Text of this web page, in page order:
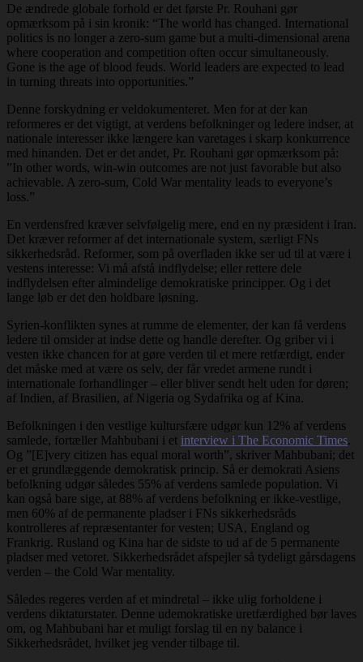
De ændrede globale forhold er det første Pr. Rouhani gør
opmærksom på i sin kronik: “The world has changed. International
politics is no longer a zero-sum game but a multi-dimensional arena
where cooperation and competition often occur simultaneously.
Gone is the age of blood feuds. World leaders are expected to lead
in turning threats into opportunities.”
Denne forskydning er veldokumenteret. Men for at der kan
reformeres er det vigtigt, at verdens befolkninger og ledere indser, at
nationale interesser ikke længere kan varetages i skarp konkurrence
med hinanden. Det er det andet, Pr. Rouhani gør opmærksom på:
”In other words, win-win outcomes are not just favorable but also
achievable. A zero-sum, Cold War mentality leads to everyone’s
loss.”
En verdensfred kræver selvfølgelig mere, end en ny præsident i Iran.
Det kræver reformer af det internationale system, særligt FNs
sikkerhedsråd. Reformer, som på overfladen ikke ser ud til at være i
vestens interesse: Vi må afstå indflydelse; eller rettere dele
indflydelsen efter almindelige demokratiske principper. Og i det
lange løb er det den holdbare løsning.
Syrien-konflikten synes at rumme de elementer, der kan få verdens
ledere til omsider at indse dette og handle derefter. Og griber vi i
vesten ikke chancen for at gøre verden til et mere retfærdigt, ender
det måske med at være os selv, der får vredet armene rundt i
internationale forhandlinger – eller bliver sendt helt uden for døren;
af Indien, af Brasilien, af Nigeria og Sydafrika og af Kina.
Befolkningen i den vestlige kultursfære udgør kun 12% af verdens
samlede, fortæller Mahbubani i et interview i The Economic Times.
Og ”[E]very citizen has equal moral worth”, skriver Mahbubani; det
er et grundlæggende demokratisk princip. Så er demokrati Asiens
befolkning udgør således 55% af verdens samlede population. Vi
kan også bare sige, at 88% af verdens befolkning er ikke-vestlige,
men 60% af de permanente pladser i FNs sikkerhedsråds
kontrolleres af repræsentanter for vesten; USA, England og
Frankrig. Rusland og Kina har de sidste to ud af de 5 permanente
pladser med vetoret. Sikkerhedsrådet afspejler så tydeligt gårsdagens
verden – the Cold War mentality.
Således regeres verden af et mindretal – ikke ulig forholdene i
verdens diktaturstater. Denne udemokratiske uretfærdighed bør laves
om, og Mahbubani har et muligt forslag til en ny balance i
Sikkerhedsrådet, hvilket jeg vender tilbage til.